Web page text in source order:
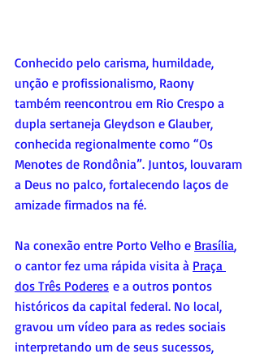
Conhecido pelo carisma, humildade,
unção e profissionalismo, Raony
também reencontrou em Rio Crespo a
dupla sertaneja Gleydson e Glauber,
conhecida regionalmente como “Os
Menotes de Rondônia”. Juntos, louvaram
a Deus no palco, fortalecendo laços de
amizade firmados na fé.
Na conexão entre Porto Velho e Brasília,
o cantor fez uma rápida visita à Praça
dos Três Poderes e a outros pontos
históricos da capital federal. No local,
gravou um vídeo para as redes sociais
interpretando um de seus sucessos,